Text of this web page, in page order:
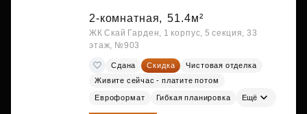
2-комнатная, 51.4м²
ЖК Скай Гарден, 1 корпус, 5 секция, 33
этаж, №903
Сдана Скидка
Чистовая отделка
Живите сейчас - платите потом
Евроформат Гибкая планировка Ещё